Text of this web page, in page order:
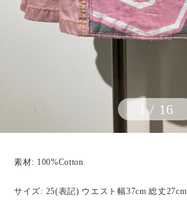
1/ 16
素材: 100%Cotton
サイズ: 25(表記) ウエスト幅37cm 総丈27cm